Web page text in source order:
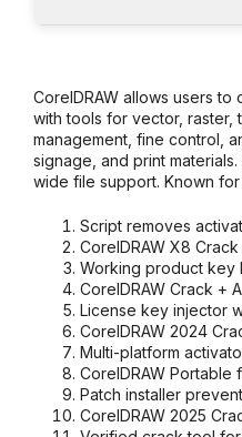
CorelDRAW allows users
with tools for vector,
management, fine control,
signage, and print
wide file support. Known
Script removes
CorelDRAW X8
Working product key
CorelDRAW Crack +
License key injector
CorelDRAW 2024
Multi-platform
CorelDRAW
Patch installer
CorelDRAW 2025